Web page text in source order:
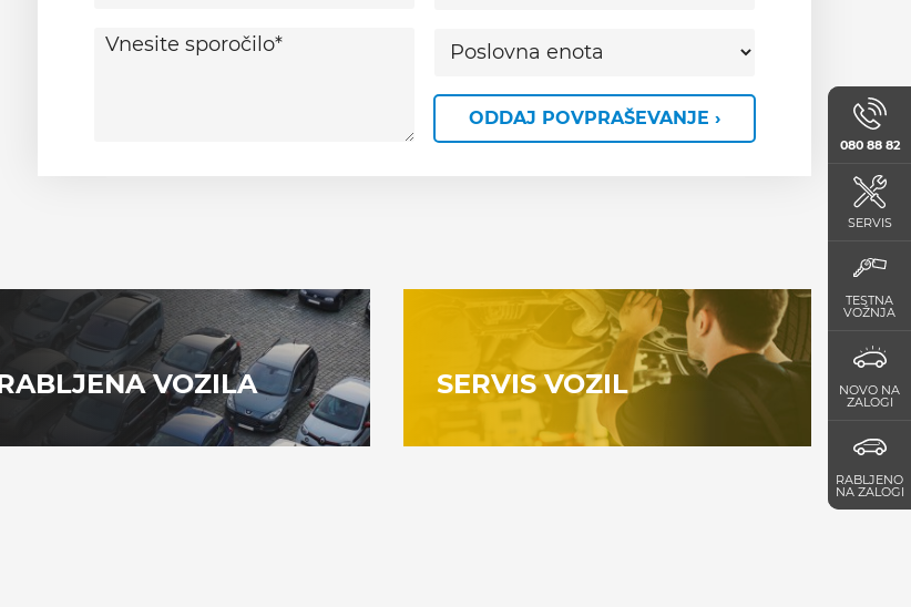
080 88 82
SERVIS
TESTNA
VOŽNJA
NOVO NA
ZALOGI
RABLJENO
NA ZALOGI
ODDAJ POVPRAŠEVANJE ›
VOZILA SERVIS VOZIL